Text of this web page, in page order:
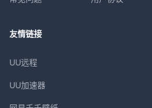
友情链接
UU远程
UU加速器